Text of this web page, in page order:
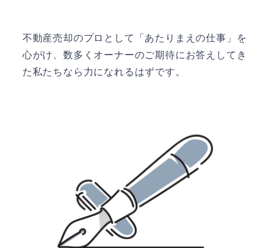
不動産売却のプロとして「あたりまえの仕事」を
心がけ、数多くオーナーのご期待にお答えしてき
た私たちなら力になれるはずです。